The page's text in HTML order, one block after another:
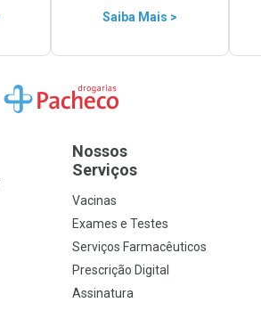
Saiba Mais >
Ir para a Home
Nossos
Serviços
Vacinas
Exames e Testes
Serviços Farmacêuticos
Prescrição Digital
Assinatura